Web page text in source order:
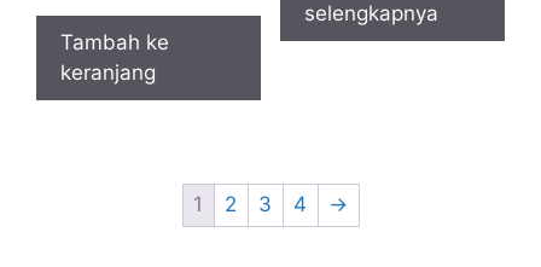
Tambah ke
keranjang
selengkapnya
1 2 3 4 →